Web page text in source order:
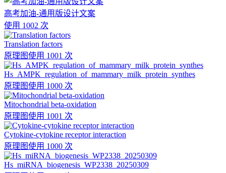
高考加油-通用版设计文案
使用 1002 次
Translation factors
原理图使用 1001 次
Hs_AMPK_regulation_of_mammary_milk_protein_synthes
原理图使用 1000 次
Mitochondrial beta-oxidation
原理图使用 1001 次
Cytokine-cytokine receptor interaction
原理图使用 1000 次
Hs_miRNA_biogenesis_WP2338_20250309